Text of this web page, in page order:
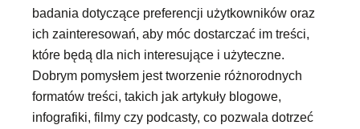
badania dotyczące preferencji użytkowników oraz
ich zainteresowań, aby móc dostarczać im treści,
które będą dla nich interesujące i użyteczne.
Dobrym pomysłem jest tworzenie różnorodnych
formatów treści, takich jak artykuły blogowe,
infografiki, filmy czy podcasty, co pozwala dotrzeć